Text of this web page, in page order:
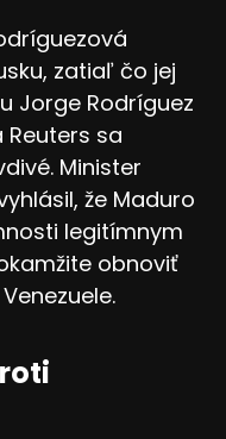
zatiaľ čo jej
Jorge Rodríguez
sa
Minister
že Maduro
legitímnym
obnoviť